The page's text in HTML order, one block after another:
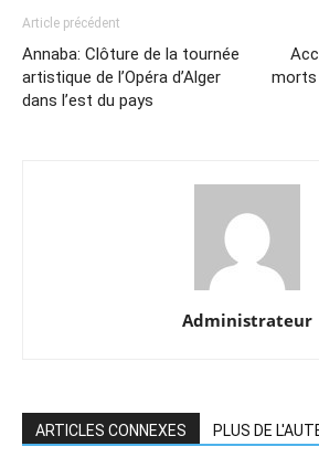
Article précédent
Annaba: Clôture de la tournée
artistique de l’Opéra d’Alger
dans l’est du pays
morts
Administrateur
ARTICLES CONNEXES PLUS DE